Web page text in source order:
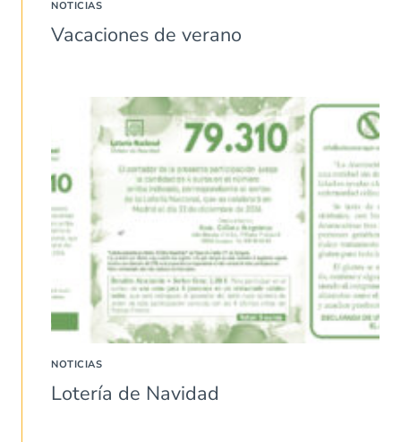
NOTICIAS
Vacaciones de verano
NOTICIAS
Lotería de Navidad